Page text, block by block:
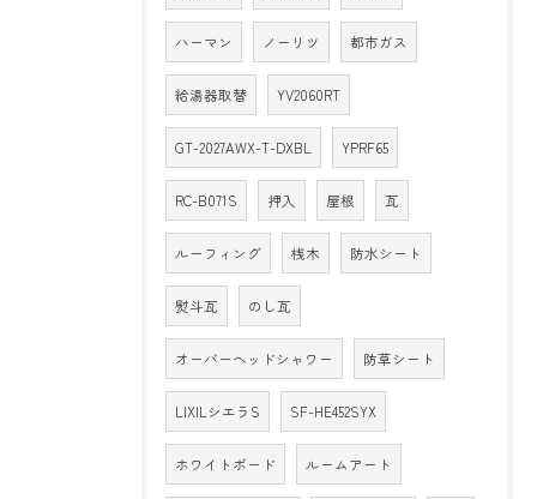
ハーマン ノーリツ 都市ガス
給湯器取替 YV2060RT
GT-2027AWX-T-DXBL YPRF65
RC-B071S 押入 屋根 瓦
ルーフィング 桟木 防水シート
熨斗瓦 のし瓦
オーバーヘッドシャワー 防草シート
LIXILシエラS SF-HE452SYX
ホワイトボード ルームアート